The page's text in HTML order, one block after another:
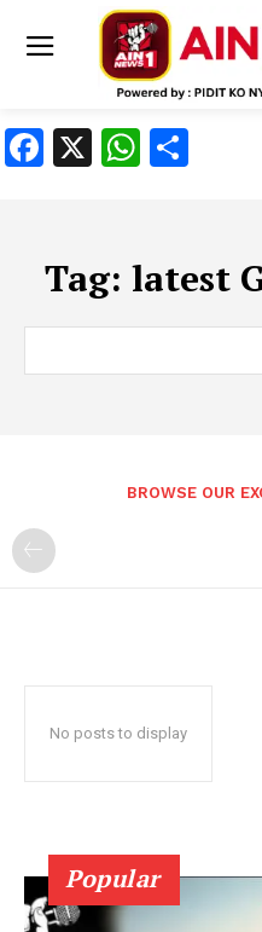
Facebook
X
Tag: latest
BROWSE OUR
No posts to display
Popular